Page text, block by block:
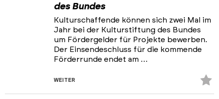
des Bundes
Kulturschaffende können sich zwei Mal im
Jahr bei der Kulturstiftung des Bundes
um Fördergelder für Projekte bewerben.
Der Einsendeschluss für die kommende
Förderrunde endet am …
WEITER